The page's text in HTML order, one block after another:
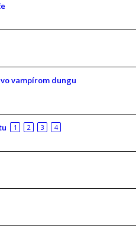
vampírom dungu
1 2 3
4